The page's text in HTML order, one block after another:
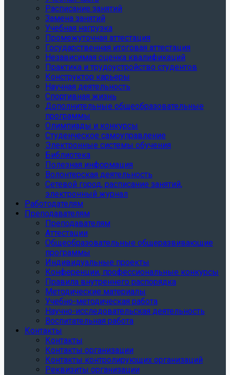
Расписание занятий
Замена занятий
Учебная нагрузка
Промежуточная аттестация
Государственная итоговая аттестация
Независимая оценка квалификаций
Практика и трудоустройство студентов
Конструктор карьеры
Научная деятельность
Спортивная жизнь
Дополнительные общеобразовательные
программы
Олимпиады и конкурсы
Студенческое самоуправление
Электронные системы обучения
Библиотека
Полезная информация
Волонтерская деятельность
Сетевой город, расписание занятий,
электронный журнал
Работодателям
Преподавателям
Преподавателям
Аттестации
Общеобразовательные общеразвивающие
программы
Индивидуальные проекты
Конференции, профессиональные конкурсы
Правила внутреннего распорядка
Методические материалы
Учебно-методическая работа
Научно-исследовательская деятельность
Воспитательная работа
Контакты
Контакты
Контакты организации
Контакты контролирующих организаций
Реквизиты организации